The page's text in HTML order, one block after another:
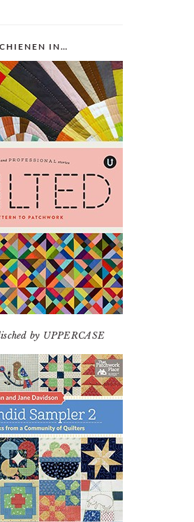
IN…
by UPPERCASE